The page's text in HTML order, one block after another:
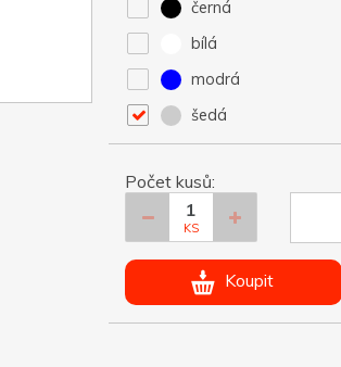
černá
bílá
modrá
šedá
Počet kusů:
KS
Koupit